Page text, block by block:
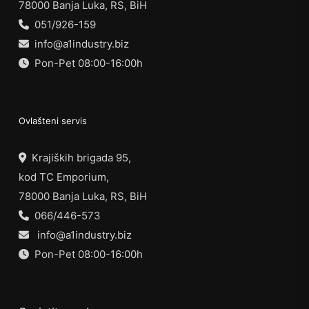
78000 Banja Luka, RS, BiH
051/926-159
info@a1industry.biz
Pon-Pet 08:00-16:00h
Ovlašteni servis
Krajiških brigada 95,
kod TC Emporium,
78000 Banja Luka, RS, BiH
066/446-573
info@a1industry.biz
Pon-Pet 08:00-16:00h